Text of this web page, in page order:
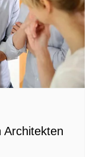
Architekten